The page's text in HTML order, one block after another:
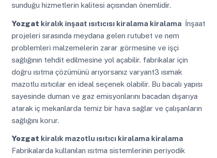
sunduğu hizmetlerin kalitesi açısından önemlidir.
Yozgat kiralık inşaat ısıtıcısı kiralama kiralama İnşaat
projeleri sırasında meydana gelen rutubet ve nem
problemleri malzemelerin zarar görmesine ve işçi
sağlığının tehdit edilmesine yol açabilir. fabrikalar için
doğru ısıtma çözümünü arıyorsanız varyant3 ısımak
mazotlu ısıtıcılar en ideal seçenek olabilir. Bu bacalı yapısı
sayesinde duman ve gaz emisyonlarını bacadan dışarıya
atarak iç mekanlarda temiz bir hava sağlar ve çalışanların
sağlığını korur.
Yozgat kiralık mazotlu ısıtıcı kiralama kiralama
Fabrikalarda kullanılan ısıtma sistemlerinin periyodik